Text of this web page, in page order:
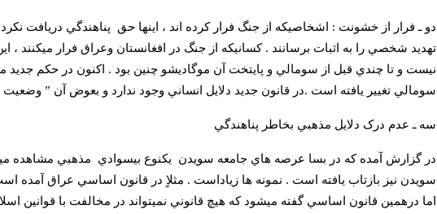
دو ـ فرار از خشونت : اشخاصيکه از جنگ فرار کرده اند ، اينها حق
پناهندگي دريافت
تهديد شخصي را به اثبات برسانند . کسانيکه از جنگ در افغانستان وعراق فرار ميکنند ،
نيست و تا چندي قبل از سومالي و پايتخت آن موگاديشو چنين بود . اکنون در حکم جديد
سومالي تغيير يافته است .در قانون جديد دلايل انساني وجود ندارد و بعوض آن ”
سه ـ عدم درک دلايل مذهبي بخاطر پناهندگي
در گزارش آمده که در بسا عرصه هاي جامعه سويدن يکنوع بيسوادي
مذهبي مشاهده
سويدن نيز بازتاب يافته است . نمونه ها زياداست . مثلاٍ در قانون اساسي عراق آمده
اما درهمين قانون اساسي گفته ميشود که هيچ قانوني نميتواند در مخالفت با قوانين